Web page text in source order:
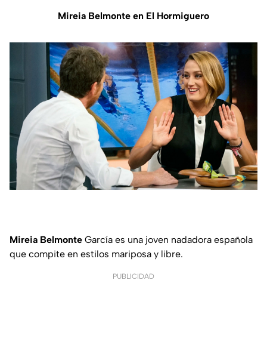
Mireia Belmonte en El Hormiguero
Mireia Belmonte García es una joven nadadora española
que compite en estilos mariposa y libre.
PUBLICIDAD